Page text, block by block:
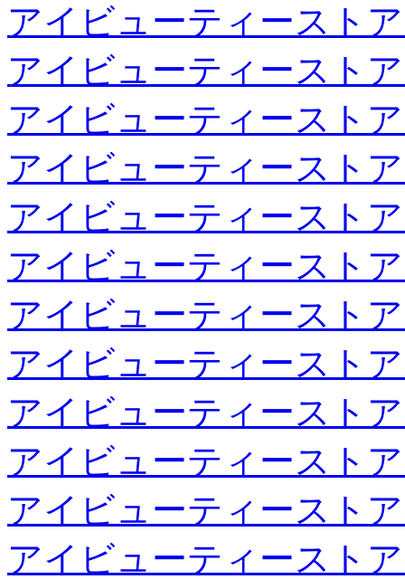
アイビューティースト
アイビューティースト
アイビューティースト
アイビューティースト
アイビューティースト
アイビューティースト
アイビューティースト
アイビューティースト
アイビューティースト
アイビューティースト
アイビューティースト
アイビューティースト